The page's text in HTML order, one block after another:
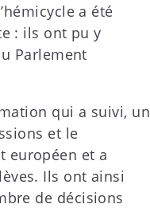
a été
: ils ont pu y
Parlement
qui a suivi, un
et le
européen et a
Ils ont ainsi
de décisions